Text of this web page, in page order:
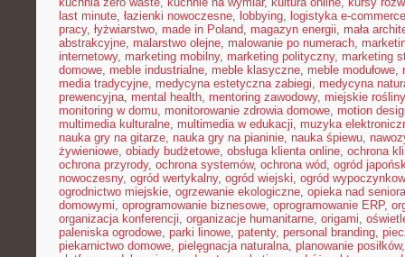
last minute, łazienki nowoczesne, lobbying, logistyka e-commerce
pracy, łyżwiarstwo, made in Poland, magazyn energii, mała
abstrakcyjne, malarstwo olejne, malowanie po numerach,
internetowy, marketing mobilny, marketing polityczny, marketing
domowe, meble industrialne, meble klasyczne, meble modułowe,
media tradycyjne, medycyna estetyczna zabiegi, medycyna
prewencyjna, mental health, mentoring zawodowy, miejskie rośliny
monitoring w domu, monitorowanie zdrowia domowe, motion
multimedia kulturalne, multimedia w edukacji, muzyka
nauka gry na gitarze, nauka gry na pianinie, nauka śpiewu,
żywieniowe, obiady budżetowe, obsługa klienta online, ochrona
ochrona przyrody, ochrona systemów, ochrona wód, ogród
nowoczesny, ogród wertykalny, ogród wiejski, ogród
ogrodnictwo miejskie, ogrzewanie ekologiczne, opieka nad
domowymi, oprogramowanie biznesowe, oprogramowanie ERP,
organizacja konferencji, organizacje humanitarne, origami,
paleniska ogrodowe, parki linowe, patenty, personal branding,
piekarnictwo domowe, pielęgnacja naturalna, planowanie posiłków